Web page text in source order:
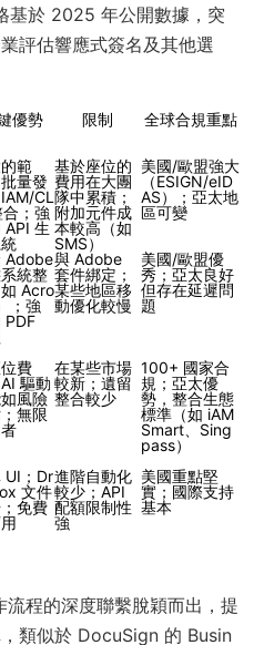
基於 2025 年公開數據，突
評估響應式簽名及其他選
優勢 限制 全球合規重點
範
量發
CL
；強
API 生
基於座位的
費用在大團
隊中累積；
附加元件成
本較高（如
SMS）
美國/歐盟強大
（ESIGN/eID
AS）；亞太地
區可變
Adobe
統整
Acro
；強
PDF
與 Adobe
套件綁定；
某些地區移
動優化較慢
美國/歐盟優
秀；亞太良好
但存在延遲問
題
費
驅動
風險
無限
在某些市場
較新；遺留
整合較少
100+ 國家合
規；亞太優
勢，整合生態
標準（如 iAM
Smart、Sing
pass）
UI；Dr
文件
免費
進階自動化
較少；API
配額限制性
強
美國重點堅
實；國際支持
基本
程的深度聯繫脫穎而出，提
類似於 DocuSign 的 Busin